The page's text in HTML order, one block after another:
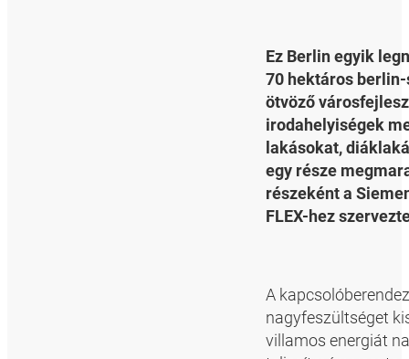
Ez Berlin egyik
70 hektáros
ötvöző
irodahelyiségek
lakásokat,
egy része
részeként a
FLEX-hez
A
nagyfeszültséget
villamos energiát